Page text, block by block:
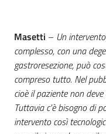
Masetti – Un
complesso, con una
gastroresezione, può
compreso tutto. Nel
cioè il paziente non
Tuttavia c'è bisogno di
intervento così